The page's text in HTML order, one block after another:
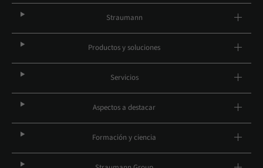
Straumann
Productos y soluciones
Servicios
Aspectos a destacar
Formación y ciencia